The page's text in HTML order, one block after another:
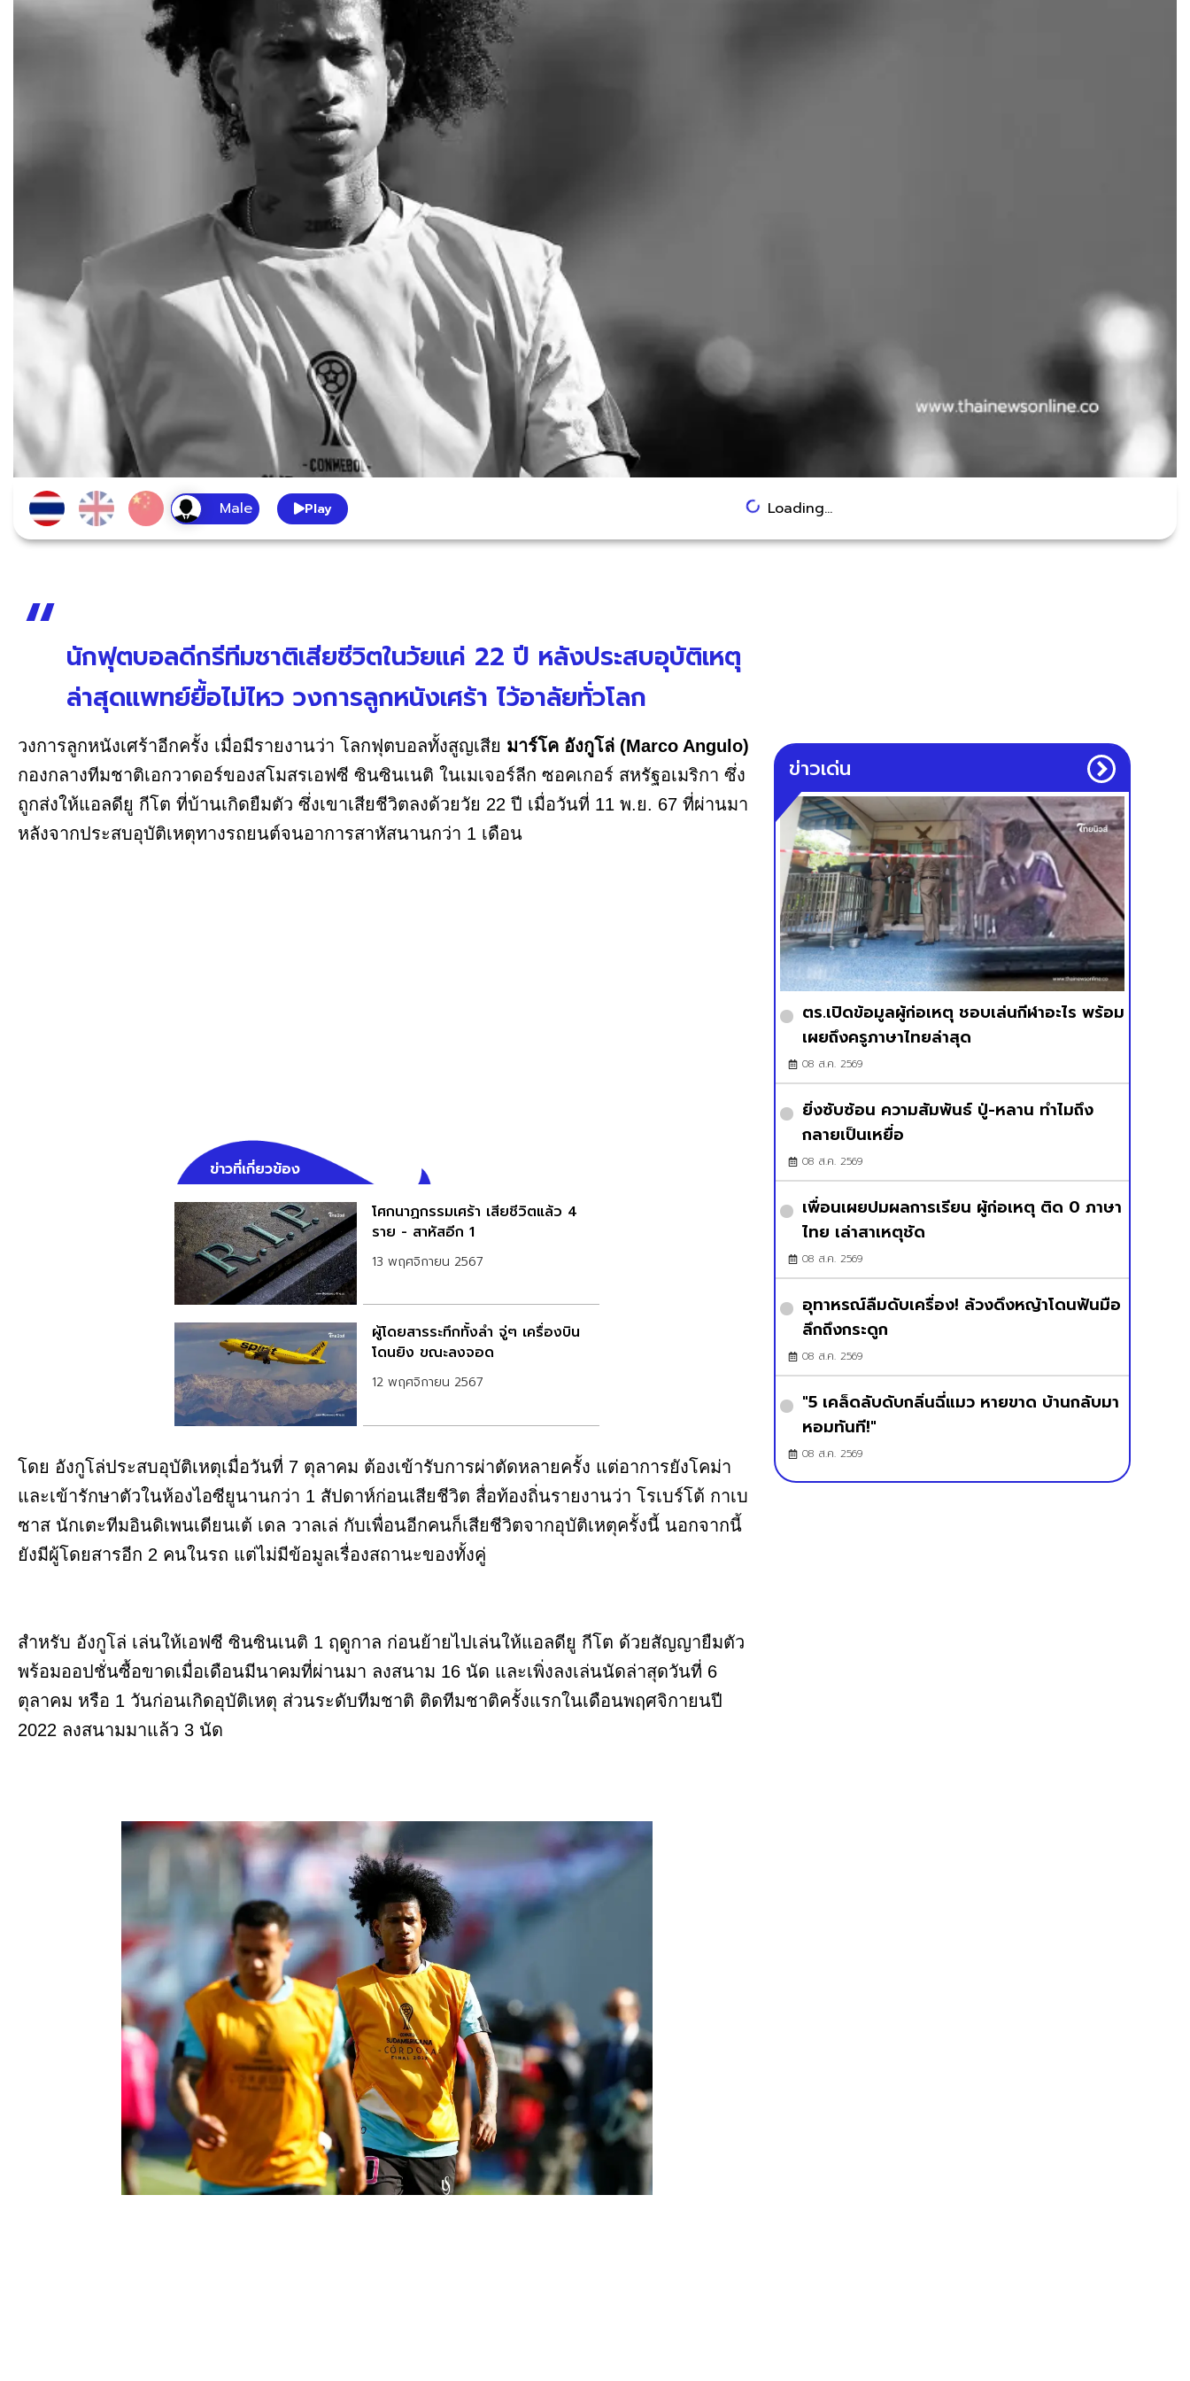
Play Loading...
นักฟุตบอลดีกรีทีมชาติเสียชีวิตในวัยแค่ 22 ปี หลังประสบอุบัติเหตุ
ล่าสุดแพทย์ยื้อไม่ไหว วงการลูกหนังเศร้า ไว้อาลัยทั่วโลก
วงการลูกหนังเศร้าอีกครั้ง เมื่อมีรายงานว่า โลกฟุตบอลทั้งสูญเสีย มาร์โค อังกูโล่ (Marco Angulo)
กองกลางทีมชาติเอกวาดอร์ของสโมสรเอฟซี ซินซินเนติ ในเมเจอร์ลีก ซอคเกอร์ สหรัฐอเมริกา ซึ่ง
ถูกส่งให้แอลดียู กีโต ที่บ้านเกิดยืมตัว ซึ่งเขาเสียชีวิตลงด้วยวัย 22 ปี เมื่อวันที่ 11 พ.ย. 67 ที่ผ่านมา
หลังจากประสบอุบัติเหตุทางรถยนต์จนอาการสาหัสนานกว่า 1 เดือน
ข่าวที่เกี่ยวข้อง
โศกนาฏกรรมเศร้า เสียชีวิตแล้ว 4
ราย - สาหัสอีก 1
13 พฤศจิกายน 2567
ผู้โดยสารระทึกทั้งลำ จู่ๆ เครื่องบิน
โดนยิง ขณะลงจอด
12 พฤศจิกายน 2567
โดย อังกูโล่ประสบอุบัติเหตุเมื่อวันที่ 7 ตุลาคม ต้องเข้ารับการผ่าตัดหลายครั้ง แต่อาการยังโคม่า
และเข้ารักษาตัวในห้องไอซียูนานกว่า 1 สัปดาห์ก่อนเสียชีวิต สื่อท้องถิ่นรายงานว่า โรเบร์โต้ กาเบ
ซาส นักเตะทีมอินดิเพนเดียนเต้ เดล วาลเล่ กับเพื่อนอีกคนก็เสียชีวิตจากอุบัติเหตุครั้งนี้ นอกจากนี้
ยังมีผู้โดยสารอีก 2 คนในรถ แต่ไม่มีข้อมูลเรื่องสถานะของทั้งคู่
สำหรับ อังกูโล่ เล่นให้เอฟซี ซินซินเนติ 1 ฤดูกาล ก่อนย้ายไปเล่นให้แอลดียู กีโต ด้วยสัญญายืมตัว
พร้อมออปชั่นซื้อขาดเมื่อเดือนมีนาคมที่ผ่านมา ลงสนาม 16 นัด และเพิ่งลงเล่นนัดล่าสุดวันที่ 6
ตุลาคม หรือ 1 วันก่อนเกิดอุบัติเหตุ ส่วนระดับทีมชาติ ติดทีมชาติครั้งแรกในเดือนพฤศจิกายนปี
2022 ลงสนามมาแล้ว 3 นัด
ข่าวเด่น
ตร.เปิดข้อมูลผู้ก่อเหตุ ชอบเล่นกีฬาอะไร พร้อม
เผยถึงครูภาษาไทยล่าสุด
08 ส.ค. 2569
ยิ่งซับซ้อน ความสัมพันธ์ ปู่-หลาน ทำไมถึง
กลายเป็นเหยื่อ
08 ส.ค. 2569
เพื่อนเผยปมผลการเรียน ผู้ก่อเหตุ ติด 0 ภาษา
ไทย เล่าสาเหตุชัด
08 ส.ค. 2569
อุทาหรณ์ลืมดับเครื่อง! ล้วงดึงหญ้าโดนฟันมือ
ลึกถึงกระดูก
08 ส.ค. 2569
"5 เคล็ดลับดับกลิ่นฉี่แมว หายขาด บ้านกลับมา
หอมทันที!"
08 ส.ค. 2569